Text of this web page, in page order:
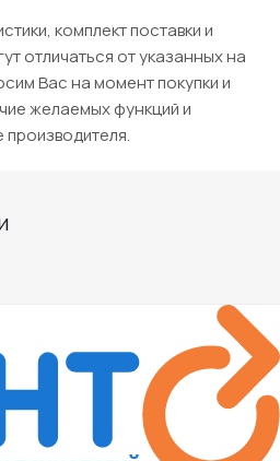
комплект поставки и
отличаться от указанных на
Вас на момент покупки и
желаемых функций и
производителя.